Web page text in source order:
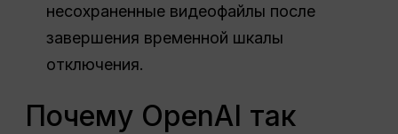
несохраненные видеофайлы после
завершения временной шкалы
отключения.
Почему OpenAI так